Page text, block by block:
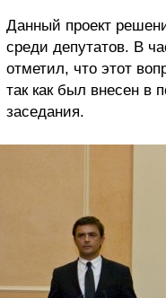
Данный проект
среди депутатов. В
отметил, что этот
так как был внесен в
заседания.